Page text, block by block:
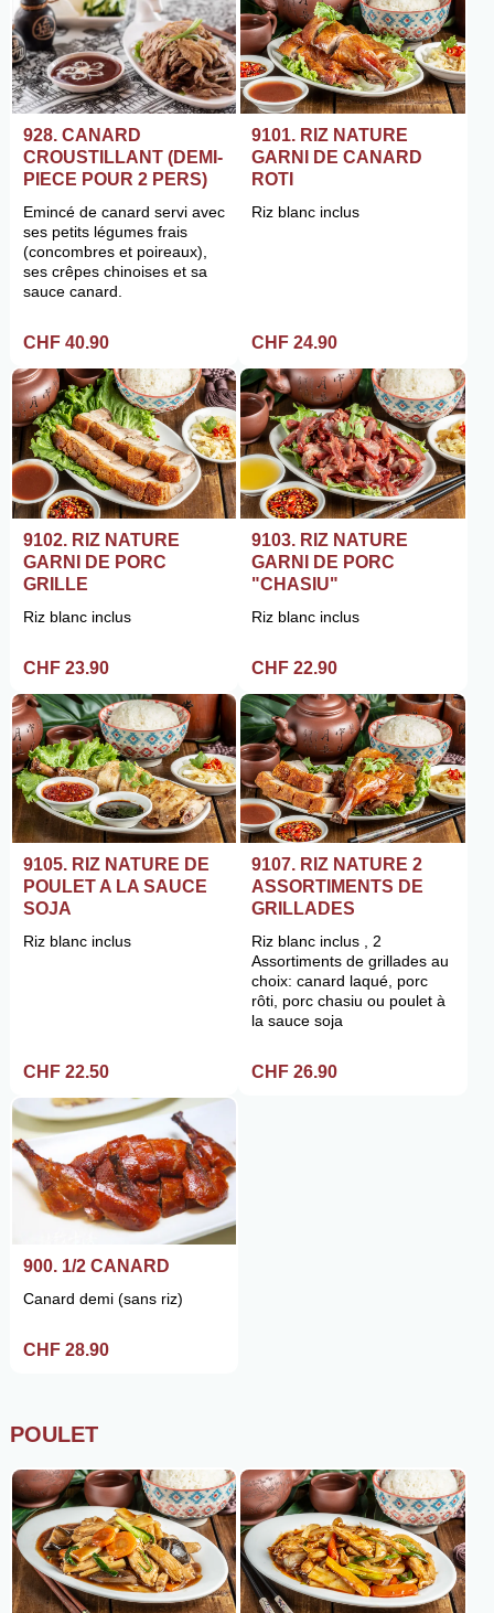
928. CANARD
CROUSTILLANT (DEMI-
PIECE POUR 2 PERS)
Emincé de canard servi avec
ses petits légumes frais
(concombres et poireaux),
ses crêpes chinoises et sa
sauce canard.
CHF 40.90
9101. RIZ NATURE
GARNI DE CANARD
ROTI
Riz blanc inclus
CHF 24.90
9102. RIZ NATURE
GARNI DE PORC
GRILLE
Riz blanc inclus
CHF 23.90
9103. RIZ NATURE
GARNI DE PORC
"CHASIU"
Riz blanc inclus
CHF 22.90
9105. RIZ NATURE DE
POULET A LA SAUCE
SOJA
Riz blanc inclus
CHF 22.50
9107. RIZ NATURE 2
ASSORTIMENTS DE
GRILLADES
Riz blanc inclus , 2
Assortiments de grillades au
choix: canard laqué, porc
rôti, porc chasiu ou poulet à
la sauce soja
CHF 26.90
900. 1/2 CANARD
Canard demi (sans riz)
CHF 28.90
POULET